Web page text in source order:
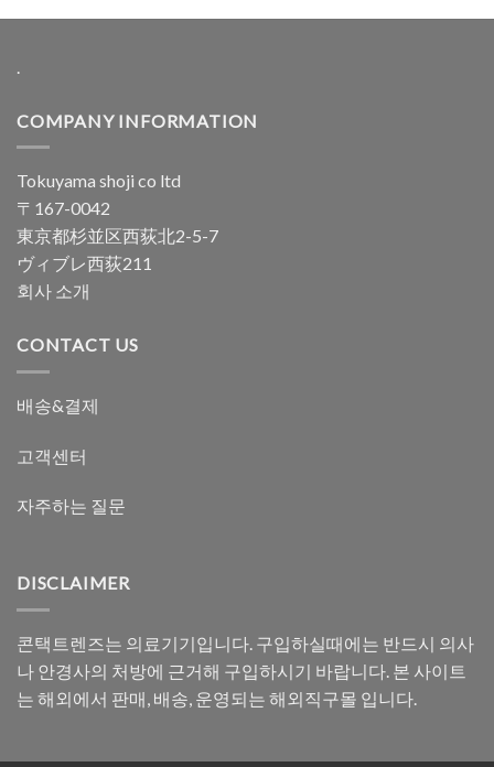
COMPANY INFORMATION
Tokuyama shoji co ltd
〒167-0042
東京都杉並区西荻北2-5-7
ヴィブレ西荻211
회사 소개
CONTACT US
배송&결제
고객센터
자주하는 질문
DISCLAIMER
콘택트렌즈는 의료기기입니다. 구입하실때에는 반드시 의사
나 안경사의 처방에 근거해 구입하시기 바랍니다. 본 사이트
는 해외에서 판매, 배송, 운영되는 해외직구몰 입니다.